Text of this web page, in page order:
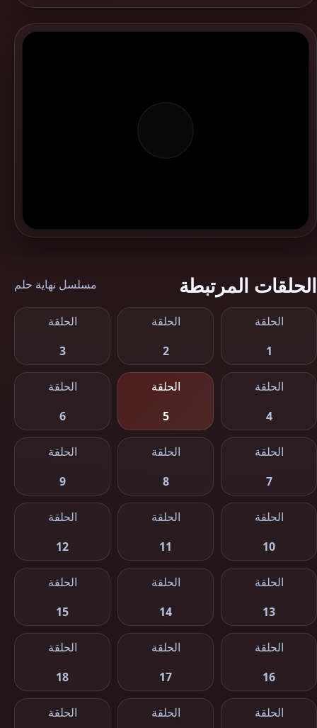
الحلقات المرتبطة مسلسل نهاية حلم
الحلقة
1
الحلقة
2
الحلقة
3
الحلقة
4
الحلقة
5
الحلقة
6
الحلقة
7
الحلقة
8
الحلقة
9
الحلقة
10
الحلقة
11
الحلقة
12
الحلقة
13
الحلقة
14
الحلقة
15
الحلقة
16
الحلقة
17
الحلقة
18
الحلقة
الحلقة
الحلقة